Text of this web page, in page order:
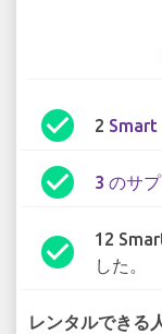
check_circle 2 Smart
check_circle 3 のサ
check_circle
12
した。
レンタルできる